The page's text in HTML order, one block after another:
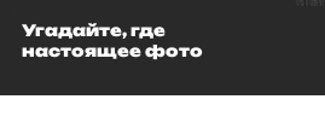
© 1999–2026 Все права
Угадайте, где
настоящее фото